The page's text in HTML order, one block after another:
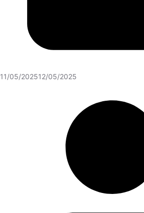
11/05/202512/05/2025